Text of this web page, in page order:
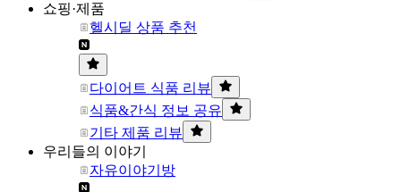
쇼핑·제품
헬시딜 상품 추천
다이어트 식품 리뷰
식품&간식 정보 공유
기타 제품 리뷰
우리들의 이야기
자유이야기방